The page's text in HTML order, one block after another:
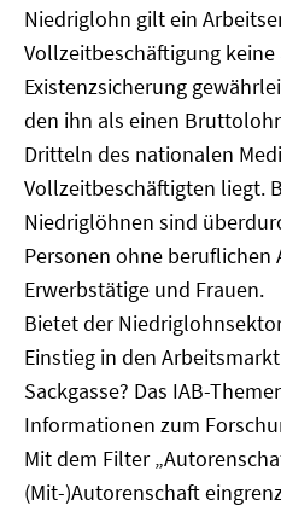
Niedriglohn gilt ein
Vollzeitbeschäftigung keine
Existenzsicherung
den ihn als einen
Dritteln des nationalen
Vollzeitbeschäftigten liegt.
Niedriglöhnen sind
Personen ohne beruflichen
Erwerbstätige und Frauen.
Bietet der
Einstieg in den
Sackgasse? Das IAB-
Informationen zum
Mit dem Filter
(Mit-)Autorenschaft